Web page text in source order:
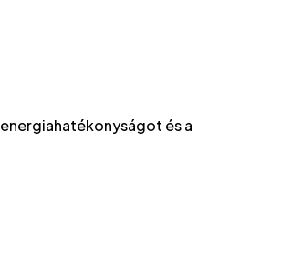
energiahatékonyságot és a